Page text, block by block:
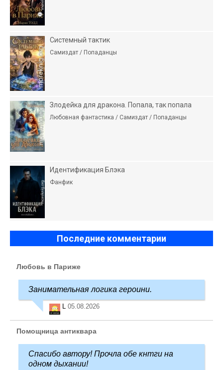
Системный тактик
Самиздат / Попаданцы
Злодейка для дракона. Попала, так попала
Любовная фантастика / Самиздат / Попаданцы
Идентификация Блэка
Фанфик
Последние комментарии
Любовь в Париже
Занимательная логика героини.
L 05.08.2026
Помощница антиквара
Спасибо автору! Прочла обе кнтги на
одном дыхании!